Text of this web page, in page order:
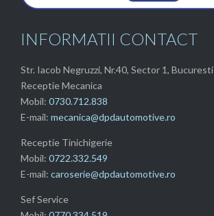
INFORMATII CONTACT
Str. Iacob Negruzzi, Nr.40, Sector 1, Bucuresti
Receptie Mecanica
Mobil: 0730.712.838
E-mail: mecanica@dpdautomotive.ro
Receptie Tinichigerie
Mobil: 0722.332.549
E-mail: caroserie@dpdautomotive.ro
Sef Service